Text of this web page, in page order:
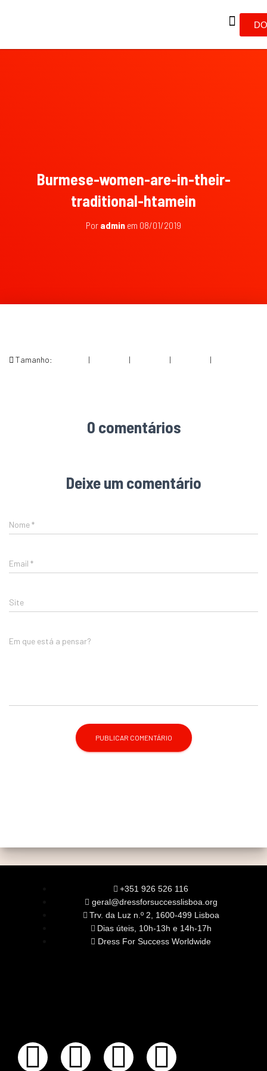
Burmese-women-are-in-their-
traditional-htamein
Por admin em 08/01/2019
Tamanho: | | | |
0 comentários
Deixe um comentário
Nome*
Email *
Site
Em que está a pensar?
+351 926 526 116
geral@dressforsuccesslisboa.org
Trv. da Luz n.º 2, 1600-499 Lisboa
Dias úteis, 10h-13h e 14h-17h
Dress For Success Worldwide